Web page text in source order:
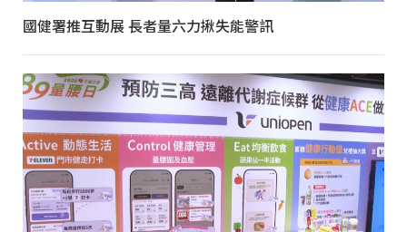
國健署推互動展 長者量六力揪失能警訊